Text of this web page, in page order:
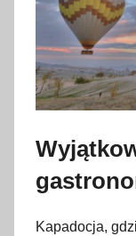
Kapadocja,